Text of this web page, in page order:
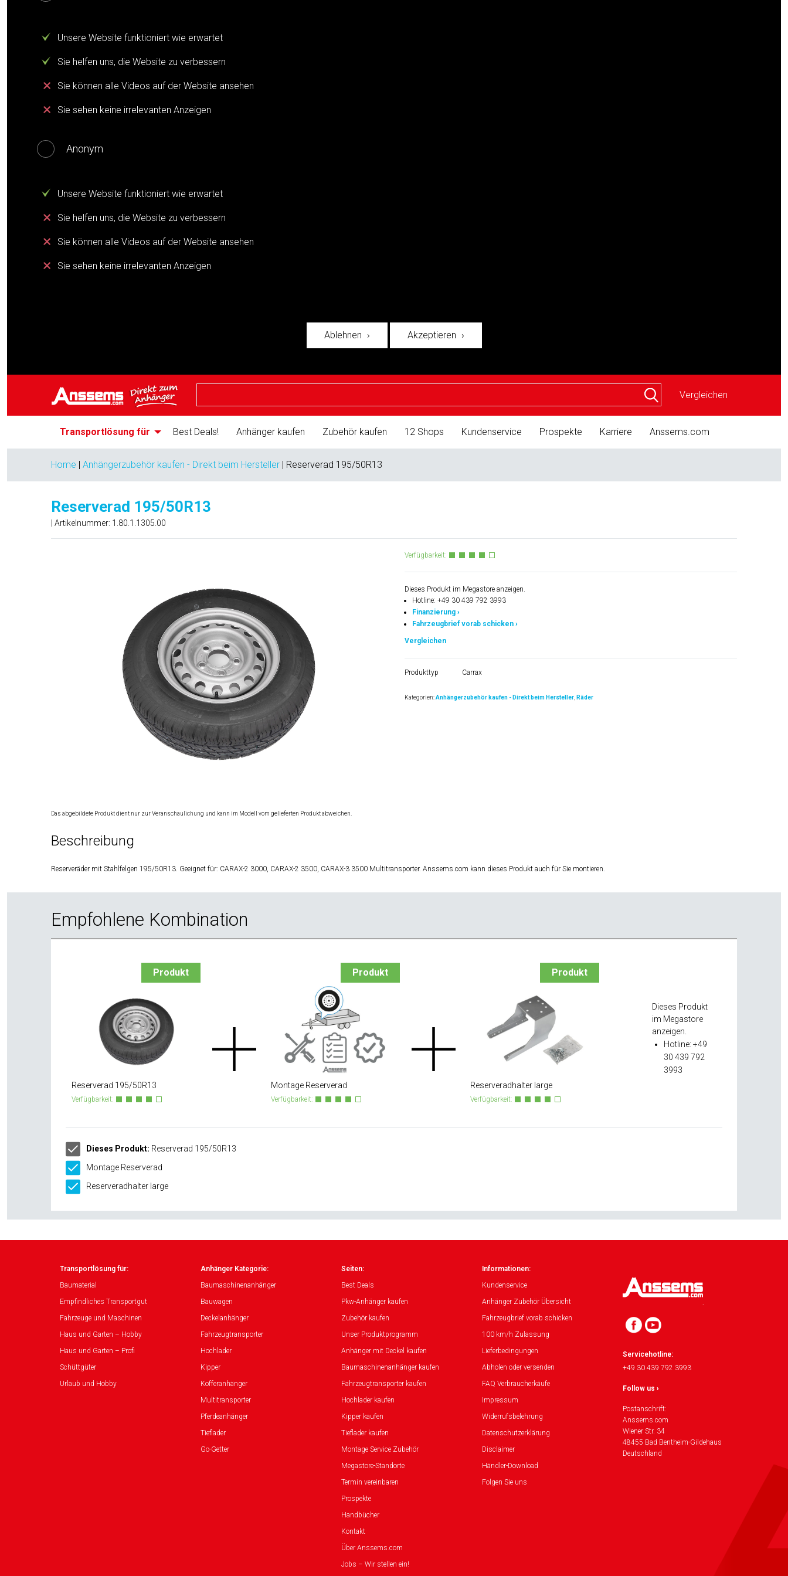
Unsere Website funktioniert wie erwartet
Sie helfen uns, die Website zu verbessern
Sie können alle Videos auf der Website ansehen
Sie sehen keine irrelevanten Anzeigen
Anonym
Unsere Website funktioniert wie erwartet
Sie helfen uns, die Website zu verbessern
Sie können alle Videos auf der Website ansehen
Sie sehen keine irrelevanten Anzeigen
Ablehnen Akzeptieren
Vergleichen
Transportlösung für Best Deals! Anhänger kaufen Zubehör kaufen 12 Shops Kundenservice Prospekte Karriere Anssems.com
Home | Anhängerzubehör kaufen - Direkt beim Hersteller | Reserverad 195/50R13
Reserverad 195/50R13
| Artikelnummer: 1.80.1.1305.00
Das abgebildete Produkt dient nur zur Veranschaulichung und kann im Modell vom gelieferten Produkt abweichen.
Verfügbarkeit:
Dieses Produkt im Megastore anzeigen.
Hotline: +49 30 439 792 3993
Finanzierung ›
Fahrzeugbrief vorab schicken ›
Vergleichen
Produkttyp Carrax
Kategorien:Anhängerzubehör kaufen - Direkt beim Hersteller, Räder
Beschreibung
Reserveräder mit Stahlfelgen 195/50R13. Geeignet für: CARAX-2 3000, CARAX-2 3500, CARAX-3 3500 Multitransporter. Anssems.com kann dieses Produkt auch für Sie montieren.
Empfohlene Kombination
Produkt
Reserverad 195/50R13
Verfügbarkeit:
Produkt
Montage Reserverad
Verfügbarkeit:
Produkt
Reserveradhalter large
Verfügbarkeit:
Dieses Produkt
im Megastore
anzeigen.
Hotline: +49
30 439 792
3993
Dieses Produkt: Reserverad 195/50R13
Montage Reserverad
Reserveradhalter large
Transportlösung für:
Baumaterial
Empfindliches Transportgut
Fahrzeuge und Maschinen
Haus und Garten – Hobby
Haus und Garten – Profi
Schüttgüter
Urlaub und Hobby
Anhänger Kategorie:
Baumaschinenanhänger
Bauwagen
Deckelanhänger
Fahrzeugtransporter
Hochlader
Kipper
Kofferanhänger
Multitransporter
Pferdeanhänger
Tieflader
Go-Getter
Seiten:
Best Deals
Pkw-Anhänger kaufen
Zubehör kaufen
Unser Produktprogramm
Anhänger mit Deckel kaufen
Baumaschinenanhänger kaufen
Fahrzeugtransporter kaufen
Hochlader kaufen
Kipper kaufen
Tieflader kaufen
Montage Service Zubehör
Megastore-Standorte
Termin vereinbaren
Prospekte
Handbücher
Kontakt
Über Anssems.com
Jobs – Wir stellen ein!
Informationen:
Kundenservice
Anhänger Zubehör Übersicht
Fahrzeugbrief vorab schicken
100 km/h Zulassung
Lieferbedingungen
Abholen oder versenden
FAQ Verbraucherkäufe
Impressum
Widerrufsbelehrung
Datenschutzerklärung
Disclaimer
Händler-Download
Folgen Sie uns
Servicehotline:
+49 30 439 792 3993
Follow us ›
Postanschrift:
Anssems.com
Wiener Str. 34
48455 Bad Bentheim-Gildehaus
Deutschland